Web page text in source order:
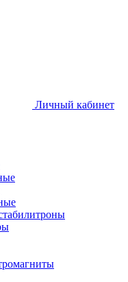
Личный кабинет